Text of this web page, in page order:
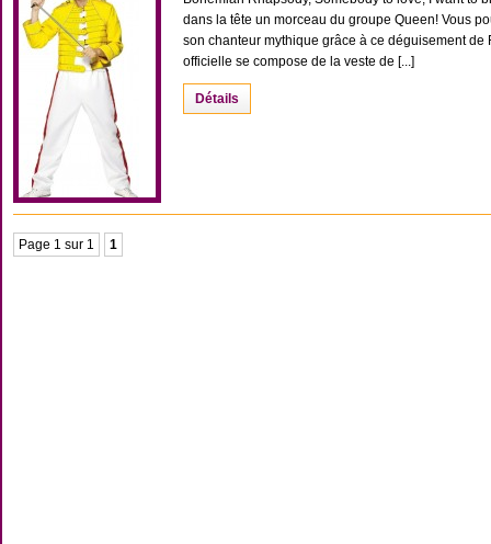
dans la tête un morceau du groupe Queen! Vous
son chanteur mythique grâce à ce déguisement
officielle se compose de la veste de [...]
Détails
Page 1 sur 1 1